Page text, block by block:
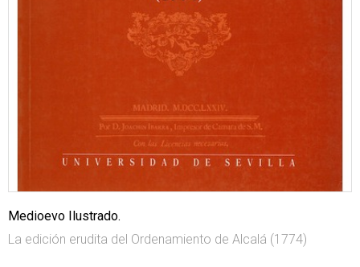
Medioevo Ilustrado.
La edición erudita del Ordenamiento de Alcalá (1774)